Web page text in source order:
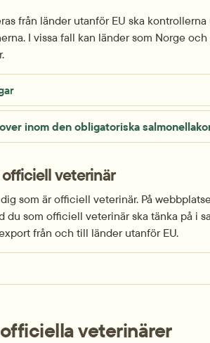
från länder utanför EU ska
I vissa fall kan länder som Norge
inom den obligatoriska
veterinär
som är officiell veterinär. På
du som officiell veterinär ska tänka på i
från och till länder utanför EU.
veterinärer